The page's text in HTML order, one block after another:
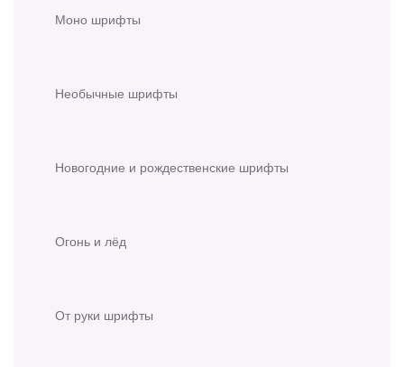
Моно шрифты
Необычные шрифты
Новогодние и рождественские шрифты
Огонь и лёд
От руки шрифты